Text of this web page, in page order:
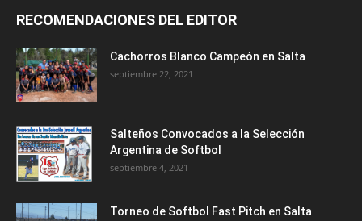
RECOMENDACIONES DEL EDITOR
Cachorros Blanco Campeón en Salta
septiembre 22, 2021
Salteños Convocados a la Selección
Argentina de Softbol
septiembre 4, 2021
Torneo de Softbol Fast Pitch en Salta